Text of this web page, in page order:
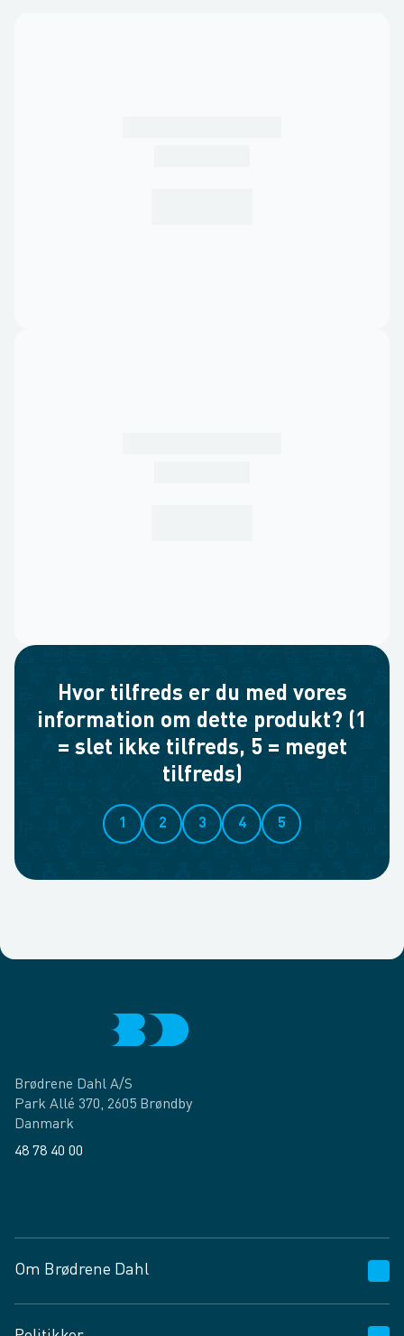
Hvor tilfreds er du med vores
information om dette produkt? (1
= slet ikke tilfreds, 5 = meget
tilfreds)
1 2 3 4 5
Brødrene Dahl A/S
Park Allé 370, 2605 Brøndby
Danmark
48 78 40 00
Om Brødrene Dahl